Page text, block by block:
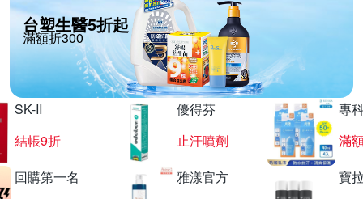
台塑生醫5折起
滿額折300
SK-II
結帳9折
優得芬
止汗噴劑
專
滿
回購第一名
雅漾官方
寶